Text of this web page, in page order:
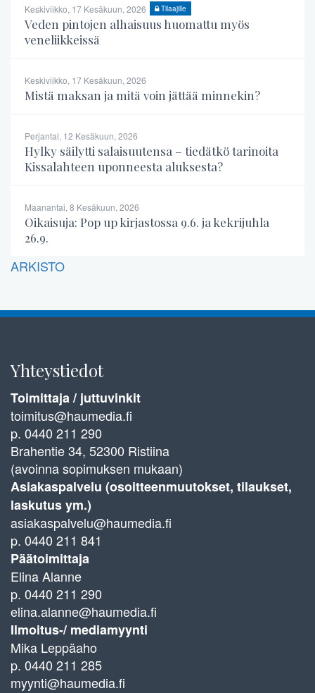
Keskiviikko, 17 Kesäkuun, 2026 Tilaajille
Veden pintojen alhaisuus huomattu myös
veneliikkeissä
Keskiviikko, 17 Kesäkuun, 2026
Mistä maksan ja mitä voin jättää minnekin?
Perjantai, 12 Kesäkuun, 2026
Hylky säilytti salaisuutensa – tiedätkö tarinoita
Kissalahteen uponneesta aluksesta?
Maanantai, 8 Kesäkuun, 2026
Oikaisuja: Pop up kirjastossa 9.6. ja kekrijuhla
26.9.
ARKISTO
Yhteystiedot
Toimittaja / juttuvinkit
toimitus@haumedia.fi
p. 0440 211 290
Brahentie 34, 52300 Ristiina
(avoinna sopimuksen mukaan)
Asiakaspalvelu (osoitteenmuutokset, tilaukset,
laskutus ym.)
asiakaspalvelu@haumedia.fi
p. 0440 211 841
Päätoimittaja
Elina Alanne
p. 0440 211 290
elina.alanne@haumedia.fi
Ilmoitus-/ mediamyynti
Mika Leppäaho
p. 0440 211 285
myynti@haumedia.fi